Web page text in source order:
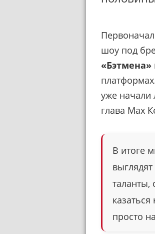
шоу под
«Бэтмена»
уже начали
глава Max
В итоге
таланты,
просто